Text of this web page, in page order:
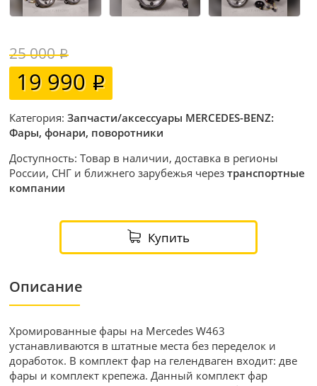
25 000
19 990
Категория:Запчасти/аксессуары MERCEDES-BENZ:
Фары, фонари, поворотники
Доступность: Товар в наличии, доставка в регионы
России, СНГ и ближнего зарубежья черезтранспортные
компании
Купить
Описание
Хромированные фары на Mercedes W463
устанавливаются в штатные места без переделок и
доработок. В комплект фар на гелендваген входит: две
фары и комплект крепежа. Данный комплект фар